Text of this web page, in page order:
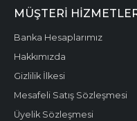
MÜŞTERI
Banka Hesaplarımız
Hakkımızda
Gizlilik İlkesi
Mesafeli Satış Sözleşmesi
Üyelik Sözleşmesi